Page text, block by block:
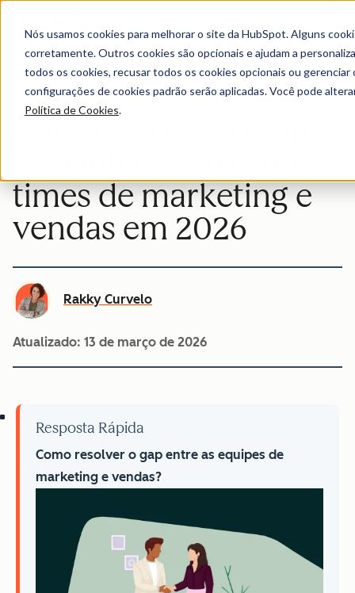
Nós usamos cookies para melhorar o site da HubSpot. Alguns
corretamente. Outros cookies são opcionais e ajudam a
todos os cookies, recusar todos os cookies opcionais ou
configurações de cookies padrão serão aplicadas. Você pode
Política de Cookies.
Blog/marketing
times de marketing e
vendas em 2026
Rakky Curvelo
Atualizado: 13 de março de 2026
Resposta Rápida
Como resolver o gap entre as equipes de
marketing e vendas?